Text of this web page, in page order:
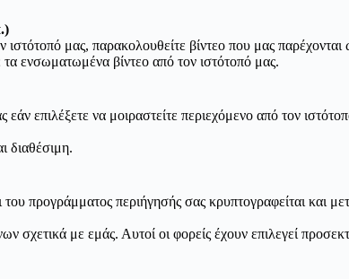
μας, παρακολουθείτε βίντεο που μας παρέχονται
ενσωματωμένα βίντεο από τον ιστότοπό μας.
επιλέξετε να μοιραστείτε περιεχόμενο από τον
διαθέσιμη.
προγράμματος περιήγησής σας κρυπτογραφείται και
σχετικά με εμάς. Αυτοί οι φορείς έχουν επιλεγεί